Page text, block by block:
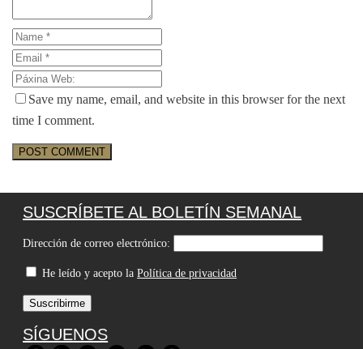
Save my name, email, and website in this browser for the next
time I comment.
SUSCRÍBETE AL BOLETÍN SEMANAL
Dirección de correo electrónico:
He leído y acepto laPolítica de privacidad
SÍGUENOS